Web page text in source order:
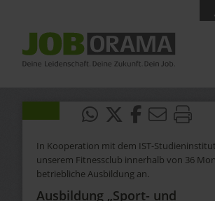
In Kooperation mit dem IST-
unserem Fitnessclub innerhalb von 36
betriebliche Ausbildung an.
Ausbildung „Sport- und